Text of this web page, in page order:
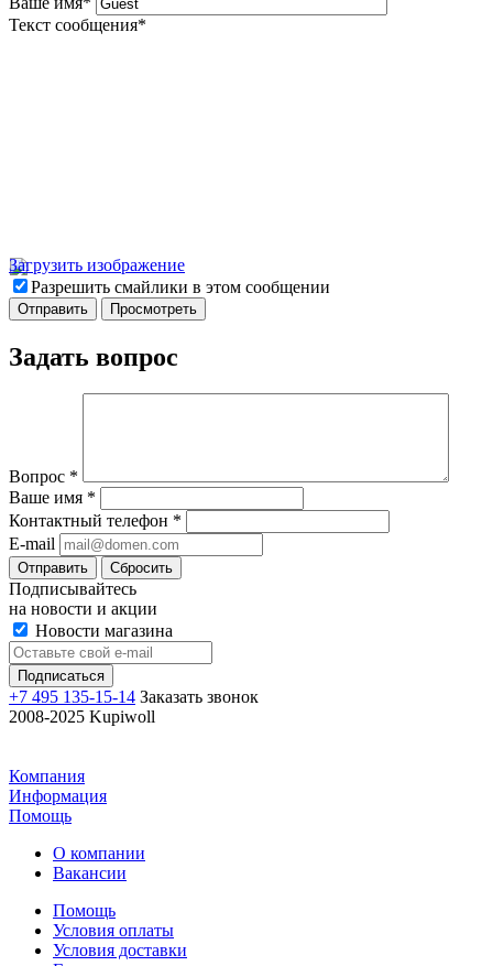
Текст сообщения*
Загрузить изображение
Разрешить смайлики в этом сообщении
Задать вопрос
Вопрос *
Ваше имя *
Контактный телефон *
E-mail
Отправить Сбросить
Подписывайтесь
на новости и акции
Новости магазина
+7 495 135-15-14 Заказать звонок
2008-2025 Kupiwoll
Компания
Информация
Помощь
О компании
Вакансии
Помощь
Условия оплаты
Условия доставки